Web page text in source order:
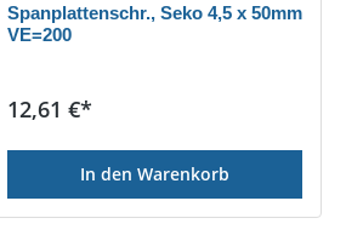
Spanplattenschr., Seko 4,5 x 50mm
VE=200
Regulärer Preis:
12,61 €*
In den Warenkorb